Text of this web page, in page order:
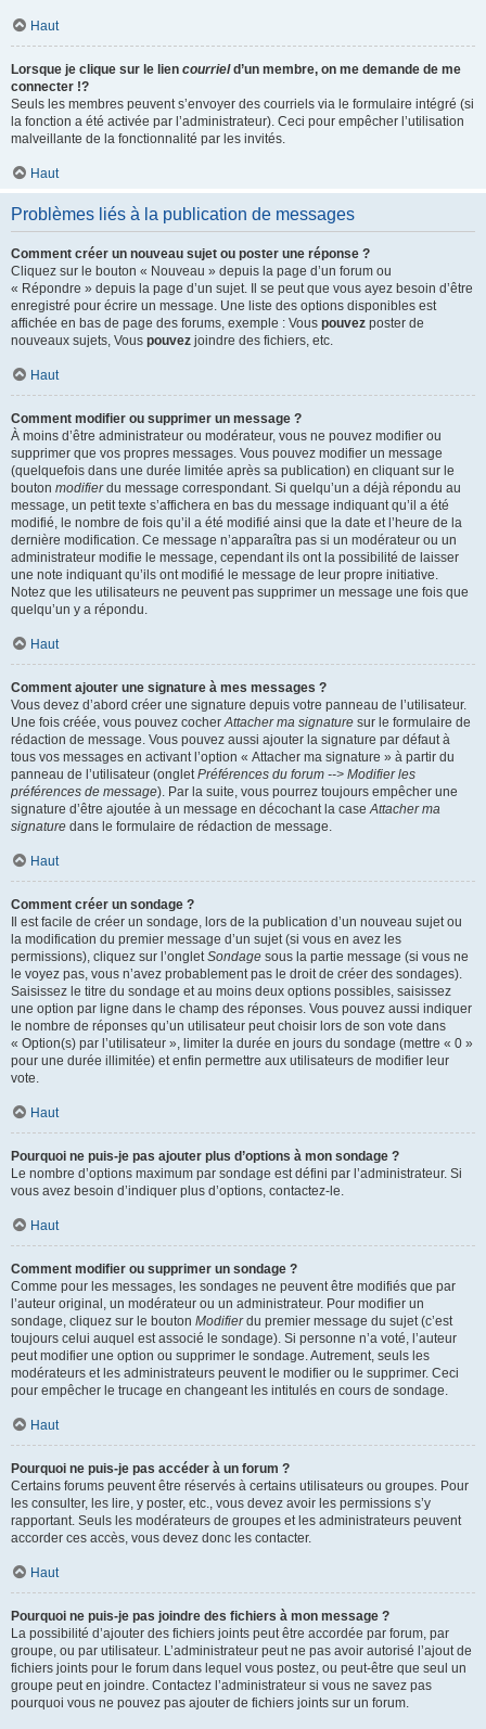
Haut
Lorsque je clique sur le lien courrield’un membre, on me demande de me
connecter !?
Seuls les membres peuvent s’envoyer des courriels via le formulaire intégré (si
la fonction a été activée par l’administrateur). Ceci pour empêcher l’utilisation
malveillante de la fonctionnalité par les invités.
Haut
Problèmes liés à la publication de messages
Comment créer un nouveau sujet ou poster une réponse ?
Cliquez sur le bouton « Nouveau » depuis la page d’un forum ou
« Répondre » depuis la page d’un sujet. Il se peut que vous ayez besoin d’être
enregistré pour écrire un message. Une liste des options disponibles est
affichée en bas de page des forums, exemple : Vous pouvez poster de
nouveaux sujets, Vous pouvez joindre des fichiers, etc.
Haut
Comment modifier ou supprimer un message ?
À moins d’être administrateur ou modérateur, vous ne pouvez modifier ou
supprimer que vos propres messages. Vous pouvez modifier un message
(quelquefois dans une durée limitée après sa publication) en cliquant sur le
bouton modifierdu message correspondant. Si quelqu’un a déjà répondu au
message, un petit texte s’affichera en bas du message indiquant qu’il a été
modifié, le nombre de fois qu’il a été modifié ainsi que la date et l’heure de la
dernière modification. Ce message n’apparaîtra pas si un modérateur ou un
administrateur modifie le message, cependant ils ont la possibilité de laisser
une note indiquant qu’ils ont modifié le message de leur propre initiative.
Notez que les utilisateurs ne peuvent pas supprimer un message une fois que
quelqu’un y a répondu.
Haut
Comment ajouter une signature à mes messages ?
Vous devez d’abord créer une signature depuis votre panneau de l’utilisateur.
Une fois créée, vous pouvez cocherAttacher ma signature sur le formulaire de
rédaction de message. Vous pouvez aussi ajouter la signature par défaut à
tous vos messages en activant l’option « Attacher ma signature » à partir du
panneau de l’utilisateur (ongletPréférences du forum --> Modifier les
préférences de message). Par la suite, vous pourrez toujours empêcher une
signature d’être ajoutée à un message en décochant la caseAttacher ma
signature dans le formulaire de rédaction de message.
Haut
Comment créer un sondage ?
Il est facile de créer un sondage, lors de la publication d’un nouveau sujet ou
la modification du premier message d’un sujet (si vous en avez les
permissions), cliquez sur l’ongletSondage sous la partie message (si vous ne
le voyez pas, vous n’avez probablement pas le droit de créer des sondages).
Saisissez le titre du sondage et au moins deux options possibles, saisissez
une option par ligne dans le champ des réponses. Vous pouvez aussi indiquer
le nombre de réponses qu’un utilisateur peut choisir lors de son vote dans
« Option(s) par l’utilisateur », limiter la durée en jours du sondage (mettre « 0 »
pour une durée illimitée) et enfin permettre aux utilisateurs de modifier leur
vote.
Haut
Pourquoi ne puis-je pas ajouter plus d’options à mon sondage ?
Le nombre d’options maximum par sondage est défini par l’administrateur. Si
vous avez besoin d’indiquer plus d’options, contactez-le.
Haut
Comment modifier ou supprimer un sondage ?
Comme pour les messages, les sondages ne peuvent être modifiés que par
l’auteur original, un modérateur ou un administrateur. Pour modifier un
sondage, cliquez sur le bouton Modifierdu premier message du sujet (c’est
toujours celui auquel est associé le sondage). Si personne n’a voté, l’auteur
peut modifier une option ou supprimer le sondage. Autrement, seuls les
modérateurs et les administrateurs peuvent le modifier ou le supprimer. Ceci
pour empêcher le trucage en changeant les intitulés en cours de sondage.
Haut
Pourquoi ne puis-je pas accéder à un forum ?
Certains forums peuvent être réservés à certains utilisateurs ou groupes. Pour
les consulter, les lire, y poster, etc., vous devez avoir les permissions s’y
rapportant. Seuls les modérateurs de groupes et les administrateurs peuvent
accorder ces accès, vous devez donc les contacter.
Haut
Pourquoi ne puis-je pas joindre des fichiers à mon message ?
La possibilité d’ajouter des fichiers joints peut être accordée par forum, par
groupe, ou par utilisateur. L’administrateur peut ne pas avoir autorisé l’ajout de
fichiers joints pour le forum dans lequel vous postez, ou peut-être que seul un
groupe peut en joindre. Contactez l’administrateur si vous ne savez pas
pourquoi vous ne pouvez pas ajouter de fichiers joints sur un forum.